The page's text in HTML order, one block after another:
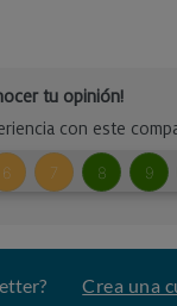
Crea una